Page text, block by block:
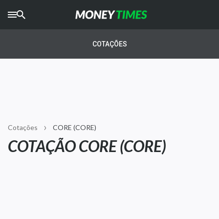
AGROTIMES
Newsletters
Money Trader
COTAÇÕES
Cotações CORE (CORE)
COTAÇÃO CORE (CORE)